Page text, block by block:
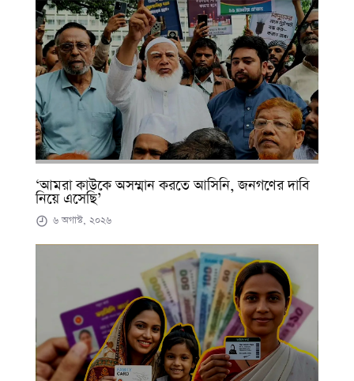
‘আমরা কাউকে অসম্মান করতে আসিনি, জনগণের দাবি
নিয়ে এসেছি’
৬ অগাস্ট, ২০২৬